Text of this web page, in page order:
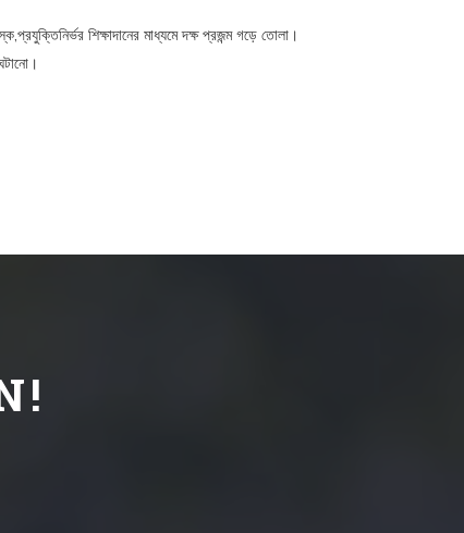
শিক্ষাদানের মাধ্যমে দক্ষ প্রজন্ম গড়ে তোলা।